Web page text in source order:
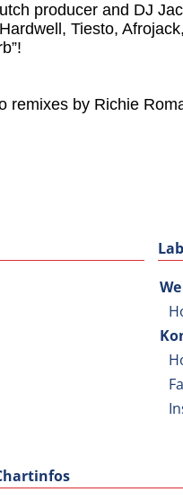
producer and DJ
Tiesto,
remixes by Richie
Chartinfos